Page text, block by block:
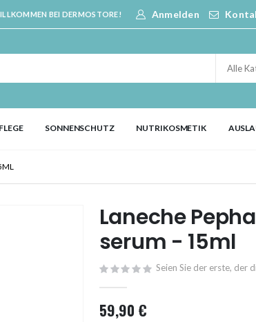
BEI DERMOSTORE! Anmelden
SONNENSCHUTZ NUTRIKOSMETIK
Laneche
serum - 15ml
Seien Sie der erste, der
59,90 €